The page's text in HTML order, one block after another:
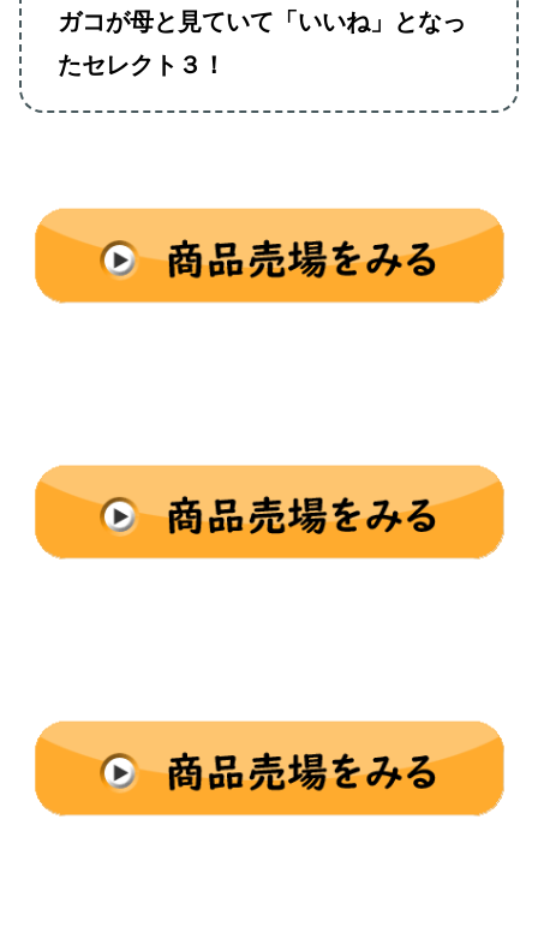
ガコが母と見ていて「いいね」となっ
たセレクト３！